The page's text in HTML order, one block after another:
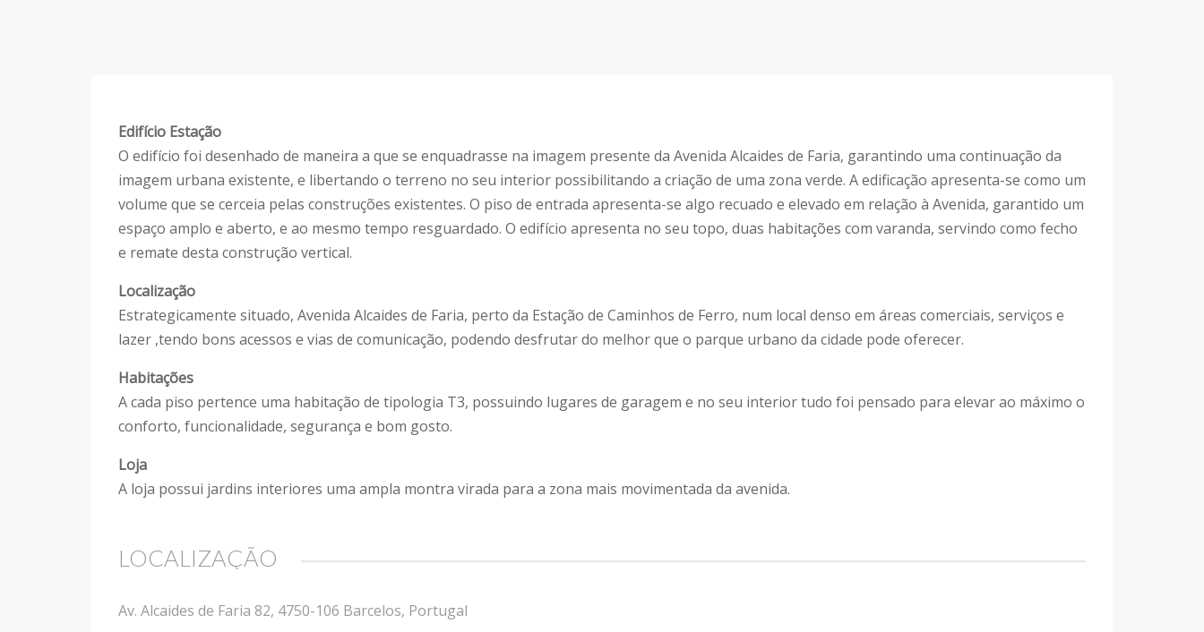
Edifício Estação
O edifício foi desenhado de maneira a que se enquadrasse na imagem presente da Avenida Alcaides de Faria, garantindo uma continuação da
imagem urbana existente, e libertando o terreno no seu interior possibilitando a criação de uma zona verde. A edificação apresenta-se como um
volume que se cerceia pelas construções existentes. O piso de entrada apresenta-se algo recuado e elevado em relação à Avenida, garantido um
espaço amplo e aberto, e ao mesmo tempo resguardado. O edifício apresenta no seu topo, duas habitações com varanda, servindo como fecho
e remate desta construção vertical.
Localização
Estrategicamente situado, Avenida Alcaides de Faria, perto da Estação de Caminhos de Ferro, num local denso em áreas comerciais, serviços e
lazer ,tendo bons acessos e vias de comunicação, podendo desfrutar do melhor que o parque urbano da cidade pode oferecer.
Habitações
A cada piso pertence uma habitação de tipologia T3, possuindo lugares de garagem e no seu interior tudo foi pensado para elevar ao máximo o
conforto, funcionalidade, segurança e bom gosto.
Loja
A loja possui jardins interiores uma ampla montra virada para a zona mais movimentada da avenida.
LOCALIZAÇÃO
Av. Alcaides de Faria 82, 4750-106 Barcelos, Portugal